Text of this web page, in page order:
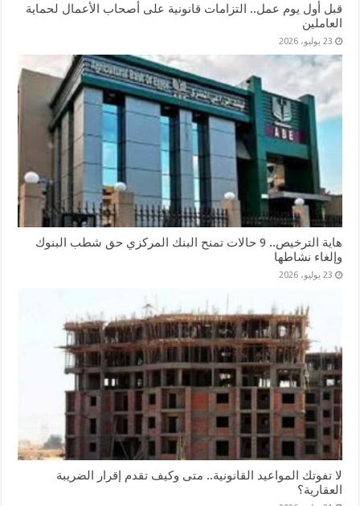
قبل أول يوم عمل.. التزامات قانونية على أصحاب الأعمال لحماية
العاملين
23 يوليو، 2026
هاية الترخيص.. 9 حالات تمنح البنك المركزي حق شطب البنوك
وإلغاء نشاطها
23 يوليو، 2026
لا تفوتك المواعيد القانونية.. متى وكيف تقدم إقرار الضريبة
العقارية؟